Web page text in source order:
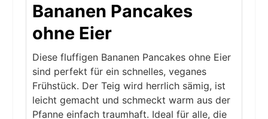
Bananen Pancakes
ohne Eier
Diese fluffigen Bananen Pancakes ohne Eier
sind perfekt für ein schnelles, veganes
Frühstück. Der Teig wird herrlich sämig, ist
leicht gemacht und schmeckt warm aus der
Pfanne einfach traumhaft. Ideal für alle, die